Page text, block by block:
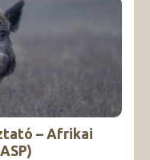
– Afrikai